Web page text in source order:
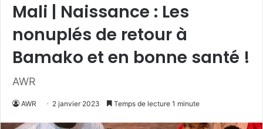
Mali | Naissance : Les
nonuplés de retour à
Bamako et en bonne santé !
AWR
AWR 2 janvier 2023 Temps de lecture 1 minute